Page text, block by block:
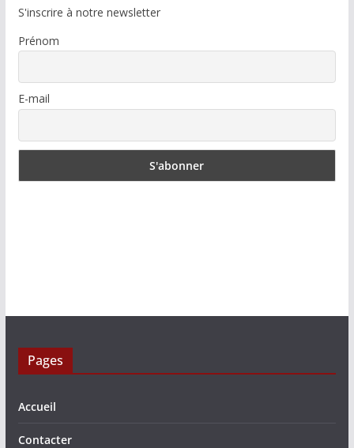
S'inscrire à notre newsletter
Prénom
E-mail
Pages
Accueil
Contacter